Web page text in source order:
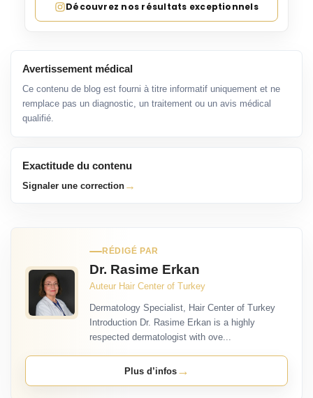
Découvrez nos résultats exceptionnels
Avertissement médical
Ce contenu de blog est fourni à titre informatif uniquement et ne
remplace pas un diagnostic, un traitement ou un avis médical
qualifié.
Exactitude du contenu
Signaler une correction →
RÉDIGÉ PAR
Dr. Rasime Erkan
Auteur Hair Center of Turkey
Dermatology Specialist, Hair Center of Turkey
Introduction Dr. Rasime Erkan is a highly
respected dermatologist with ove...
Plus d’infos→